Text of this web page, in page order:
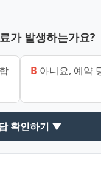
가 발생하는가요?
B 아니요, 예약
확인하기 ▼